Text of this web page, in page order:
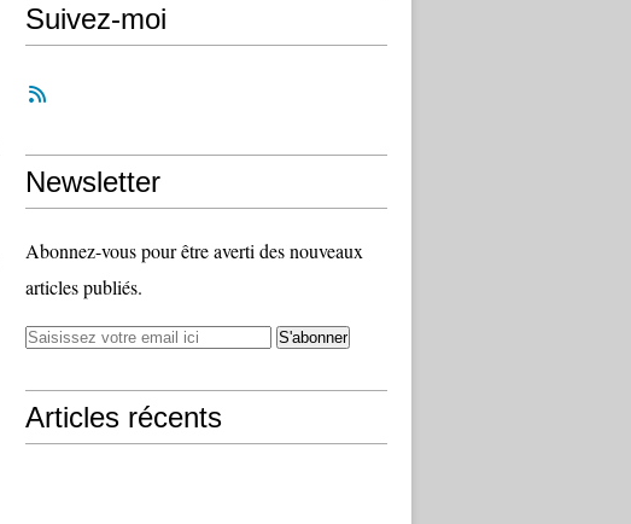
Suivez-moi
Newsletter
Abonnez-vous pour être averti des nouveaux
articles publiés.
Articles récents